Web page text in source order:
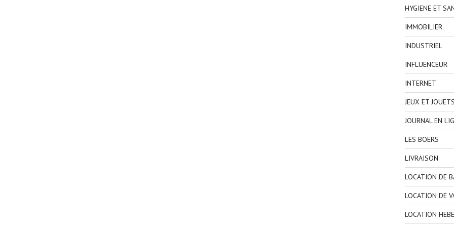
HYGIENE ET
IMMOBILIER
INDUSTRIEL
INFLUENCEUR
INTERNET
JEUX ET JOUETS
JOURNAL EN
LES BOERS
LIVRAISON
LOCATION DE
LOCATION DE
LOCATION